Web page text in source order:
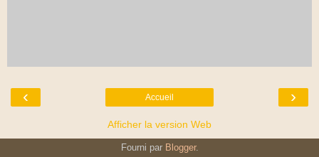
‹ ›
Accueil
Afficher la version Web
Fourni par Blogger.